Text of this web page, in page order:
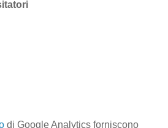
di Google Analytics forniscono